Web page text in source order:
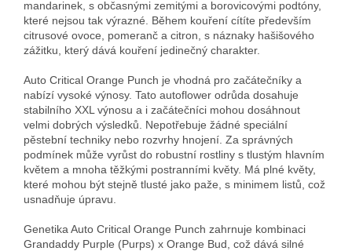
mandarinek, s občasnými zemitými a borovicovými podtóny,
které nejsou tak výrazné. Během kouření cítíte především
citrusové ovoce, pomeranč a citron, s náznaky hašišového
zážitku, který dává kouření jedinečný charakter.
Auto Critical Orange Punch je vhodná pro začátečníky a
nabízí vysoké výnosy. Tato autoflower odrůda dosahuje
stabilního XXL výnosu a i začátečníci mohou dosáhnout
velmi dobrých výsledků. Nepotřebuje žádné speciální
pěstební techniky nebo rozvrhy hnojení. Za správných
podmínek může vyrůst do robustní rostliny s tlustým hlavním
květem a mnoha těžkými postranními květy. Má plné květy,
které mohou být stejně tlusté jako paže, s minimem listů, což
usnadňuje úpravu.
Genetika Auto Critical Orange Punch zahrnuje kombinaci
Grandaddy Purple (Purps) x Orange Bud, což dává silné